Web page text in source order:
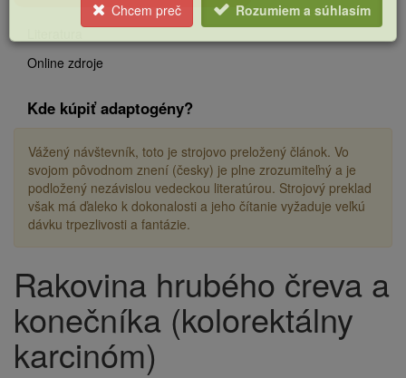
Online zdroje
Kde kúpiť adaptogény?
Vážený návštevník, toto je strojovo preložený článok. Vo
svojom pôvodnom znení (česky) je plne zrozumiteľný a je
podložený nezávislou vedeckou literatúrou. Strojový preklad
však má ďaleko k dokonalosti a jeho čítanie vyžaduje veľkú
dávku trpezlivosti a fantázie.
Drobečková
navigace
Rakovina hrubého čreva a
konečníka (kolorektálny
karcinóm)
Chcem preč Rozumiem a súhlasím